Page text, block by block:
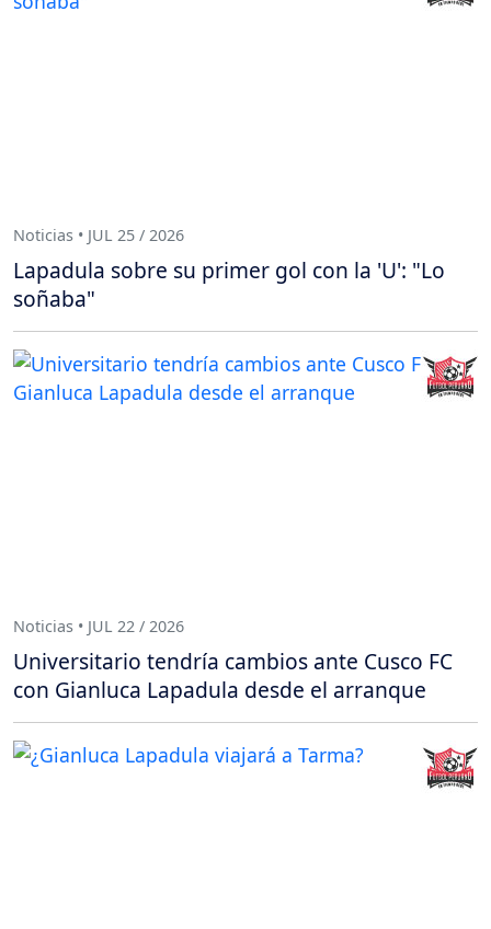
Noticias • JUL 25 / 2026
Lapadula sobre su primer gol con la 'U': "Lo
soñaba"
Noticias • JUL 22 / 2026
Universitario tendría cambios ante Cusco FC
con Gianluca Lapadula desde el arranque